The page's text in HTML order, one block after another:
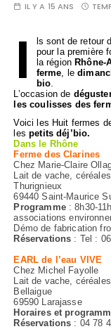
IL Y A 15 ANS
I
ls sont de retour
pour la première
la région Rhône-
ferme, le
bio.
L’occasion de
les coulisses des
Voici les Huit fermes
lespetits déj’bio.
Dans le Rhône
Ferme des Clarines
Chez Marie-Claire
Lait de vache,
Thurignieux
69440 Saint-Maurice
Programme: 8h30-
associations
Démo de fabrication
Réservations : Tel :
EARL de l’eau VIVE
Chez Michel Fayolle
Lait de vache, céréales
Bellaigue
69590 Larajasse
Horaires et
Réservations : 04 78